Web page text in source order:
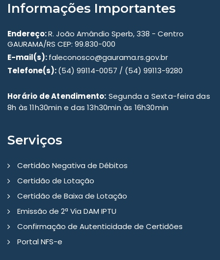
Informações Importantes
Endereço:R. João Amândio Sperb, 338 - Centro
GAURAMA/RS CEP: 99.830-000
E-mail(s):faleconosco@gaurama.rs.gov.br
Telefone(s):(54) 99114-0057 / (54) 99113-9280
Horário de Atendimento: Segunda a Sexta-feira das
8h às 11h30min e das 13h30min às 16h30min
Serviços
Certidão Negativa de Débitos
Certidão de Lotação
Certidão de Baixa de Lotação
Emissão de 2ª Via DAM IPTU
Confirmação de Autenticidade de Certidões
Portal NFS-e